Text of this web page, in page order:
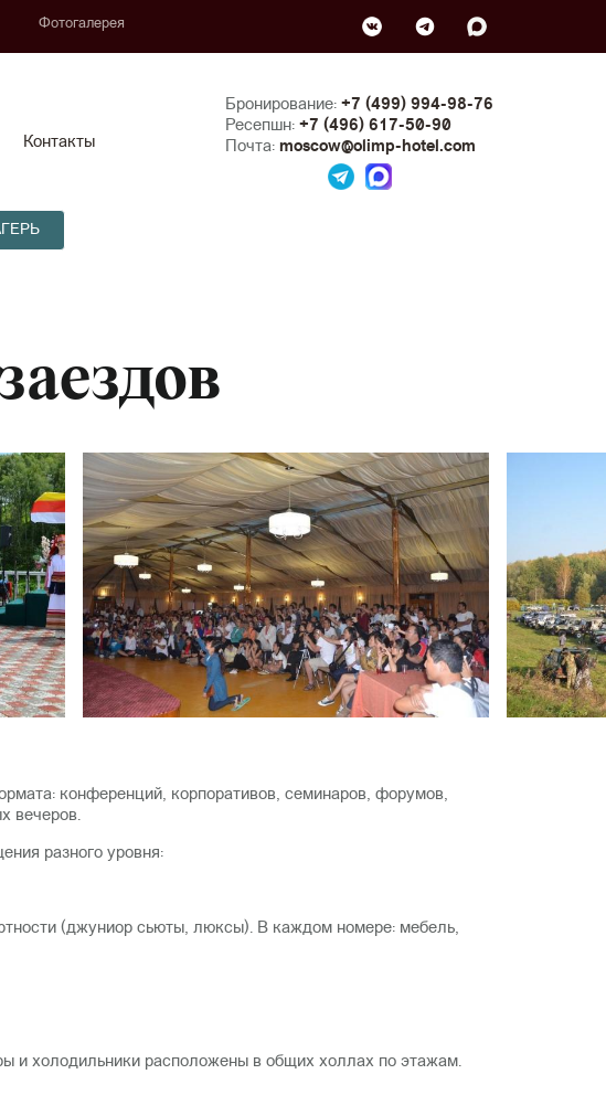
Фотогалерея
Контакты
Бронирование: +7 (499) 994-98-76
Ресепшн: +7 (496) 617-50-90
Почта: moscow@olimp-hotel.com
конференций, корпоративов, семинаров, форумов,
вечеров.
разного уровня:
(джуниор сьюты, люксы). В каждом номере: мебель,
и холодильники расположены в общих холлах по этажам.